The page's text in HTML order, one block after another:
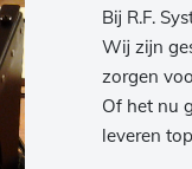
Bij R.F.
Wij zijn
zorgen
Of het nu
leveren